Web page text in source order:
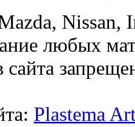
Mazda,
любых
сайта
Plastema